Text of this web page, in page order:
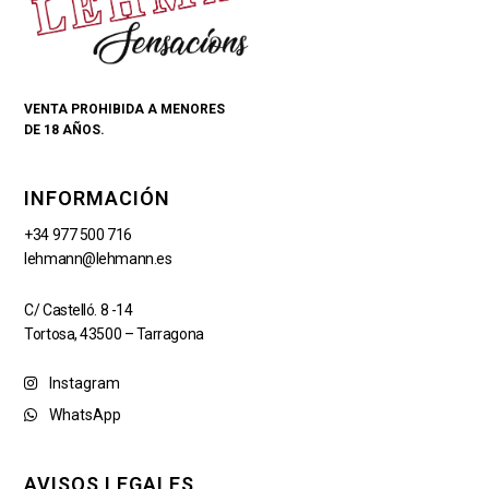
VENTA PROHIBIDA A MENORES
DE 18 AÑOS.
INFORMACIÓN
+34 977 500 716
lehmann@lehmann.es
C/ Castelló. 8 -14
Tortosa, 43500 – Tarragona
Instagram
WhatsApp
AVISOS LEGALES